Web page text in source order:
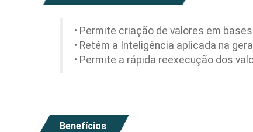
• Permite criação de valores em
• Retém a Inteligência aplicada na
• Permite a rápida reexecução dos
Benefícios